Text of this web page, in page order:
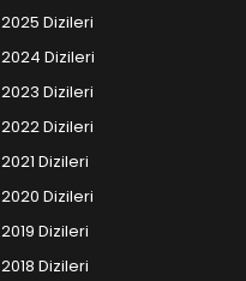
2025 Dizileri
2024 Dizileri
2023 Dizileri
2022 Dizileri
2021 Dizileri
2020 Dizileri
2019 Dizileri
2018 Dizileri